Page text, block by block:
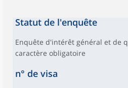
Statut de l'enquête
Enquête d'intérêt général et de
caractère obligatoire
n° de visa